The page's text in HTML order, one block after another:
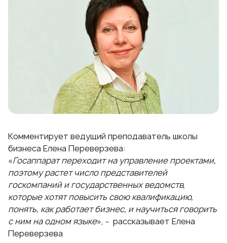
Комментирует ведущий преподаватель школы
бизнеса Елена Переверзева:
«Госаппарат переходит на управление проектами,
поэтому растет число представителей
госкомпаний и государственных ведомств,
которые хотят повысить свою квалификацию,
понять, как работает бизнес, и научиться говорить
с ним на одном языке», - рассказывает Елена
Переверзева